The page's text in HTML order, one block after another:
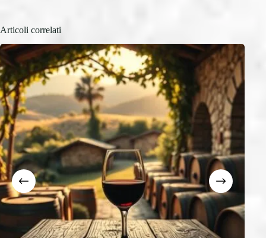
Articoli correlati